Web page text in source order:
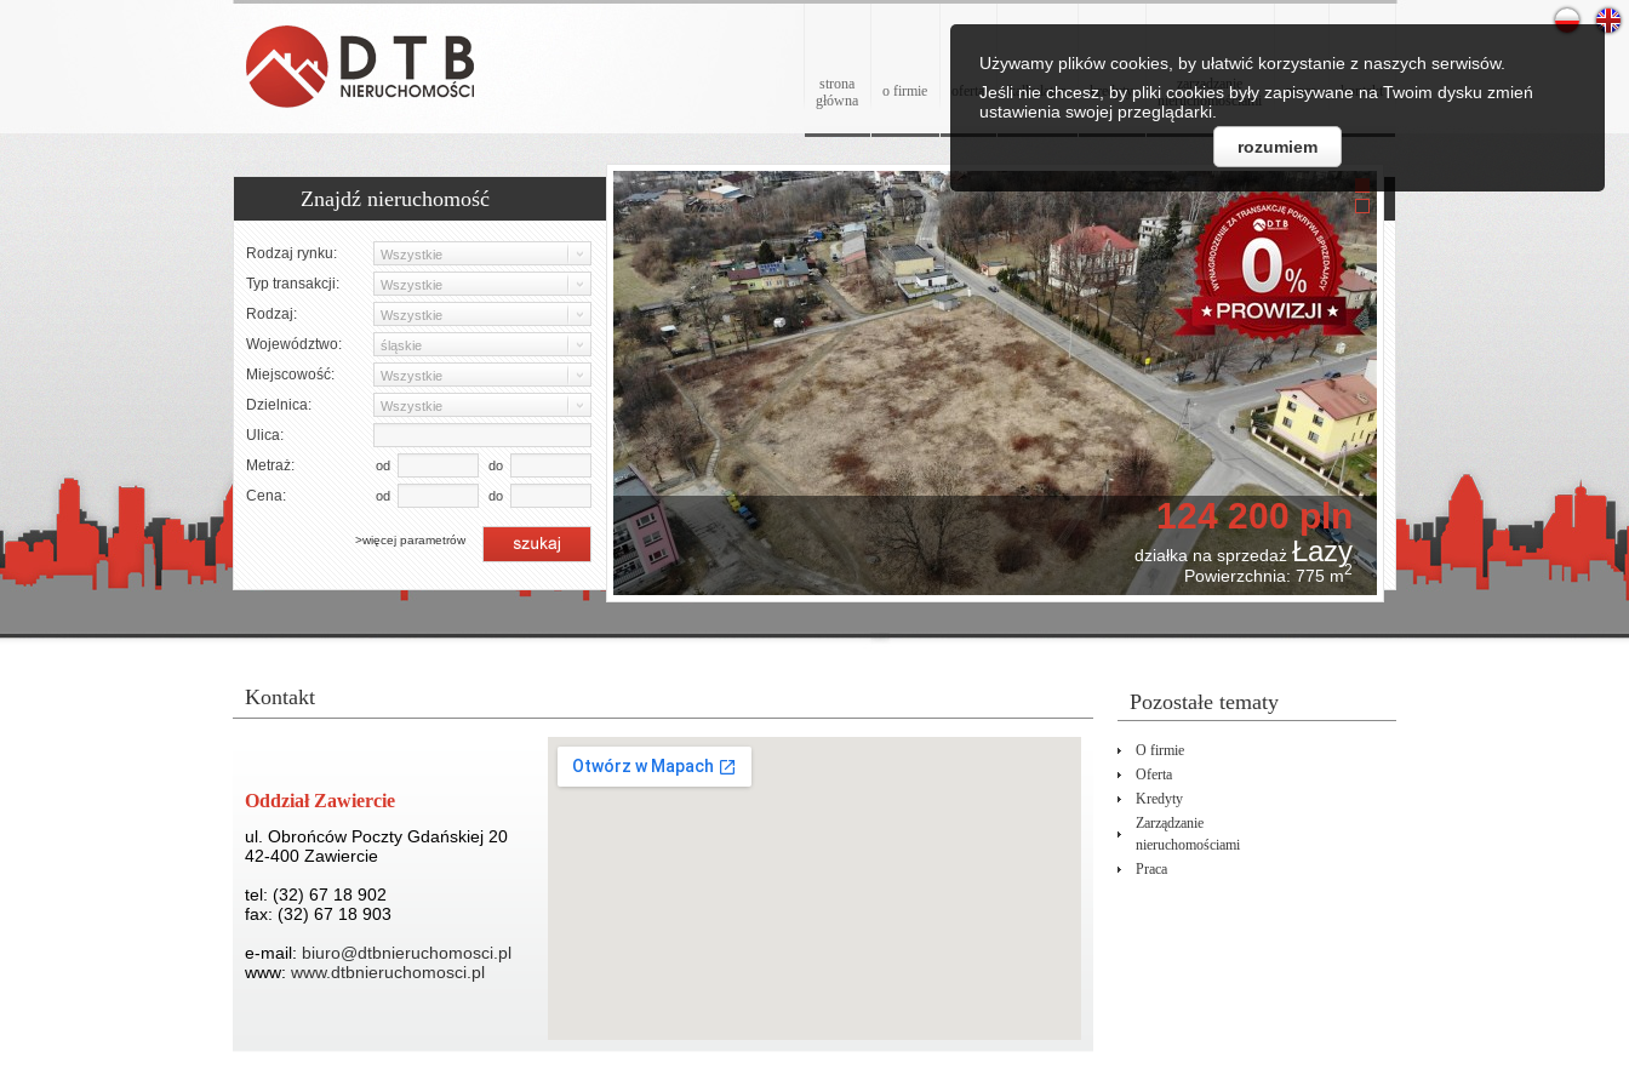
Używamy plików cookies, by ułatwić korzystanie z naszych serwisów.
Jeśli nie chcesz, by pliki cookies były zapisywane na Twoim dysku zmień
ustawienia swojej przeglądarki.
rozumiem
strona
główna
o firmie oferta kalkulator kredyty
zarządzanie
nieruchomościami
praca kontakt
11 280 pln
lokal na wynajemZawiercie
Powierzchnia: 240 m2
Znajdź nieruchomość
Rodzaj rynku: Wszystkie
Typ transakcji: Wszystkie
Rodzaj: Wszystkie
Województwo: śląskie
Miejscowość: Wszystkie
Dzielnica: Wszystkie
Ulica:
Metraż:
od do
Cena: od do
>więcej parametrów
Liczba pokoi:
Piętro:
Liczba pięter:
Rok budowy:
Cena m2:
Symbol oferty:
Pozostałe tematy
o firmie
oferta
kredyty
zarządzanie
nieruchomościami
praca
kontakt
Oddział Zawiercie
ul. Obrońców Poczty Gdańskiej 20
42-400 Zawiercie
tel: (32) 67 18 902
fax: (32) 67 18 903
e-mail: biuro@dtbnieruchomosci.pl
www: www.dtbnieruchomosci.pl